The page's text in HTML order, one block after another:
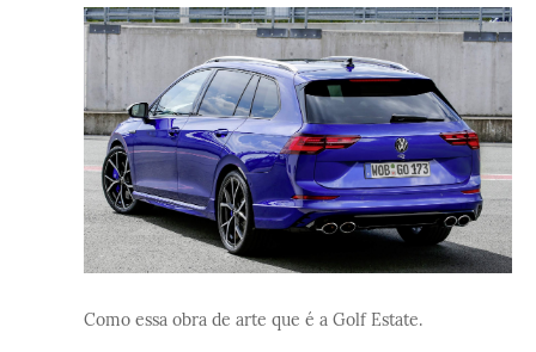
Como essa obra de arte que é a Golf Estate.